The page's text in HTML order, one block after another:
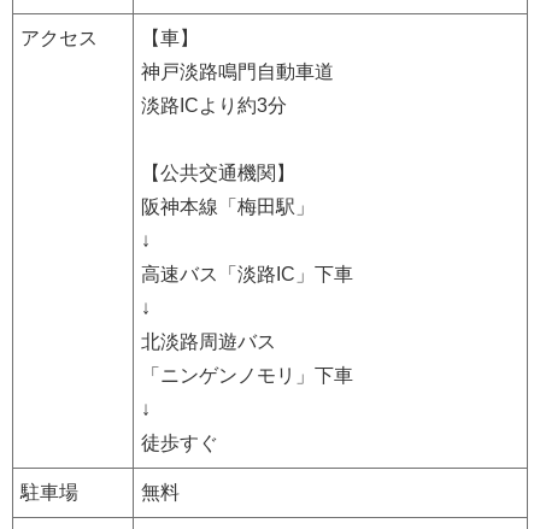
アクセス
【車】
神戸淡路鳴門自動車道
淡路ICより約3分
【公共交通機関】
阪神本線「梅田駅」
↓
高速バス「淡路IC」下車
↓
北淡路周遊バス
「ニンゲンノモリ」下車
↓
徒歩すぐ
駐車場 無料